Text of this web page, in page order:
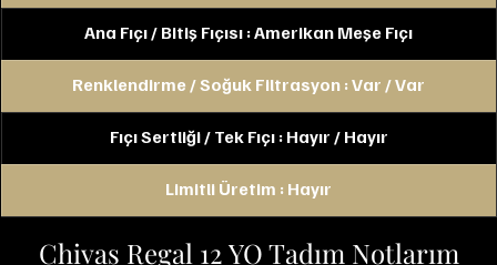
Ana Fıçı / Bitiş Fıçısı : Amerikan Meşe Fıçı
Renklendirme / Soğuk Filtrasyon : Var / Var
Fıçı Sertliği / Tek Fıçı : Hayır / Hayır
Limitli Üretim : Hayır
Chivas Regal 12 YO Tadım Notlarım